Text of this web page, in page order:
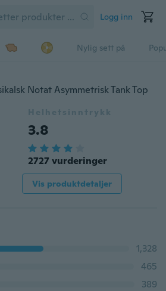
Logg inn
Nylig sett på
Notat Asymmetrisk Tank Top
Helhetsinntrykk
3.8
2727 vurderinger
Vis produktdetaljer
1,328
465
389